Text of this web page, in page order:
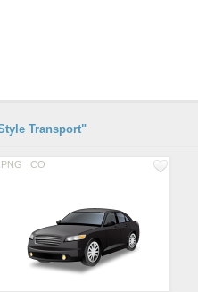
Transport"
PNG ICO